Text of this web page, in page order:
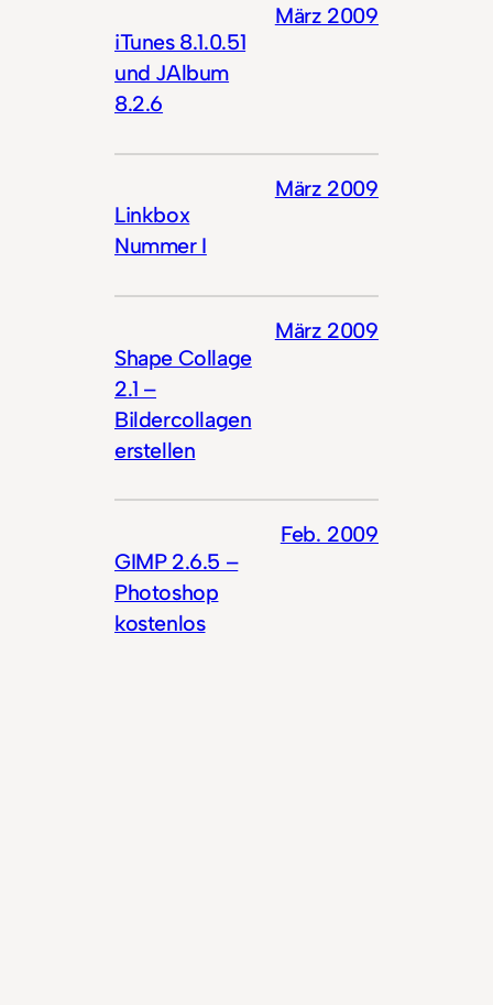
iTunes 8.1.0.51
und JAlbum
8.2.6
März 2009
Linkbox
Nummer I
März 2009
Shape Collage
2.1 –
Bildercollagen
erstellen
März 2009
GIMP 2.6.5 –
Photoshop
kostenlos
Feb. 2009